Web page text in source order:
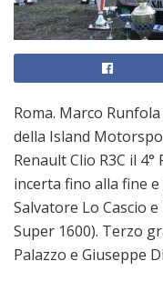
Roma. Marco
della Island
Renault Clio R3C il
incerta fino alla fine
Salvatore Lo Cascio
Super 1600). Terzo
Palazzo e Giuseppe